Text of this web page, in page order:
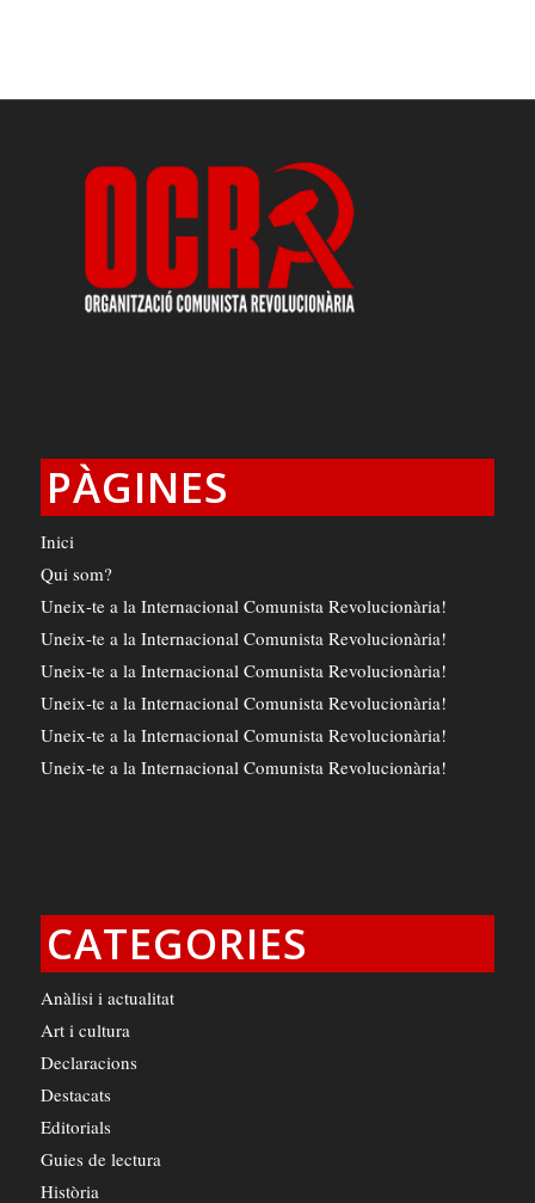
PÀGINES
Inici
Qui som?
Uneix-te a la Internacional Comunista Revolucionària!
Uneix-te a la Internacional Comunista Revolucionària!
Uneix-te a la Internacional Comunista Revolucionària!
Uneix-te a la Internacional Comunista Revolucionària!
Uneix-te a la Internacional Comunista Revolucionària!
Uneix-te a la Internacional Comunista Revolucionària!
CATEGORIES
Anàlisi i actualitat
Art i cultura
Declaracions
Destacats
Editorials
Guies de lectura
Història